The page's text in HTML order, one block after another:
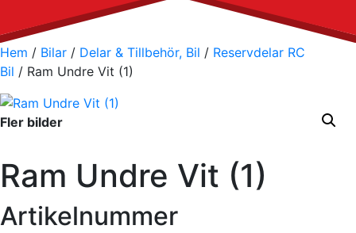
Hem / Bilar / Delar & Tillbehör, Bil / Reservdelar RC
Bil / Ram Undre Vit (1)
Fler bilder
Ram Undre Vit (1)
Artikelnummer